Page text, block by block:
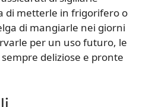
di metterle in frigorifero o
di mangiarle nei giorni
per un uso futuro, le
deliziose e pronte